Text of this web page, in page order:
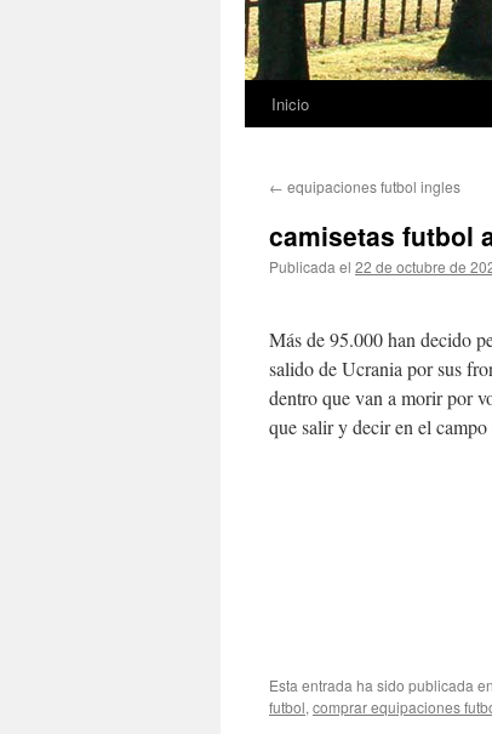
Saltar
contenido
Inicio
← equipaciones futbol ingles
camisetas futbol
Publicada el 22 de octubre de
Más de 95.000 han decido
salido de Ucrania por sus
dentro que van a morir por
que salir y decir en el
Esta entrada ha sido publicada en
futbol, comprar equipaciones